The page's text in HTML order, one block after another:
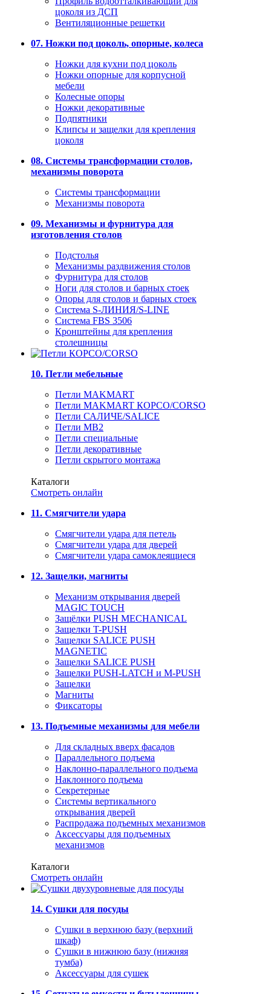
цоколя из ДСП
Вентиляционные решетки
07. Ножки под цоколь, опорные, колеса
Ножки для кухни под цоколь
Ножки опорные для корпусной
мебели
Колесные опоры
Ножки декоративные
Подпятники
Клипсы и защелки для крепления
цоколя
08. Системы трансформации столов,
механизмы поворота
Системы трансформации
Механизмы поворота
09. Механизмы и фурнитура для
изготовления столов
Подстолья
Механизмы раздвижения столов
Фурнитура для столов
Ноги для столов и барных стоек
Опоры для столов и барных стоек
Система S-ЛИНИЯ/S-LINE
Система FBS 3506
Кронштейны для крепления
столешницы
10. Петли мебельные
Петли MAKMART
Петли MAKMART КОРСО/CORSO
Петли САЛИЧЕ/SALICE
Петли MB2
Петли специальные
Петли декоративные
Петли скрытого монтажа
Каталоги
Смотреть онлайн
11. Смягчители удара
Смягчители удара для петель
Смягчители удара для дверей
Cмягчители удара самоклеящиеся
12. Защелки, магниты
Механизм открывания дверей
MAGIC TOUCH
Защёлки PUSH MECHANICAL
Защелки T-PUSH
Защелки SALICE PUSH
MAGNETIC
Защелки SALICE PUSH
Защелки PUSH-LATCH и M-PUSH
Защелки
Магниты
Фиксаторы
13. Подъемные механизмы для мебели
Для складных вверх фасадов
Параллельного подъема
Наклонно-параллельного подъема
Наклонного подъема
Секретерные
Системы вертикального
открывания дверей
Распродажа подъемных механизмов
Аксессуары для подъемных
механизмов
Каталоги
Смотреть онлайн
14. Сушки для посуды
Сушки в верхнюю базу (верхний
шкаф)
Сушки в нижнюю базу (нижняя
тумба)
Аксессуары для сушек